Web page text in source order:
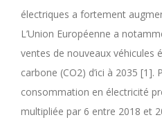
électriques a fortement
L’Union Européenne a
ventes de nouveaux véhicules
carbone (CO2) d’ici à 2035 [1].
consommation en électricité
multipliée par 6 entre 2018 et